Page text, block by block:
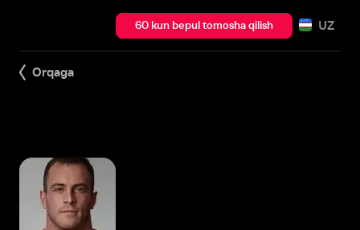
60 kun bepul tomosha qilish UZ
Orqaga